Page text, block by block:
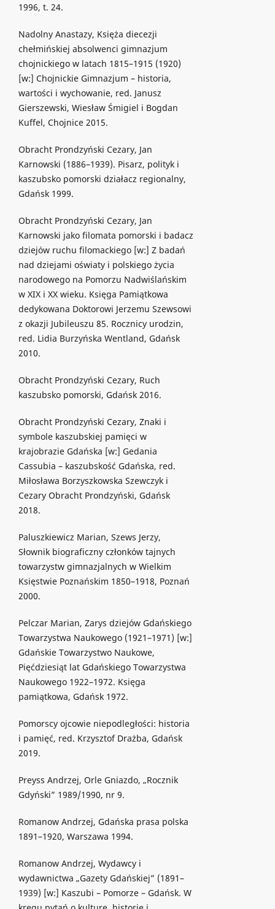
1996, t. 24.
Nadolny Anastazy, Księża diecezji
chełmińskiej absolwenci gimnazjum
chojnickiego w latach 1815–1915 (1920)
[w:] Chojnickie Gimnazjum – historia,
wartości i wychowanie, red. Janusz
Gierszewski, Wiesław Śmigiel i Bogdan
Kuffel, Chojnice 2015.
Obracht Prondzyński Cezary, Jan
Karnowski (1886–1939). Pisarz, polityk i
kaszubsko pomorski działacz regionalny,
Gdańsk 1999.
Obracht Prondzyński Cezary, Jan
Karnowski jako filomata pomorski i badacz
dziejów ruchu filomackiego [w:] Z badań
nad dziejami oświaty i polskiego życia
narodowego na Pomorzu Nadwiślańskim
w XIX i XX wieku. Księga Pamiątkowa
dedykowana Doktorowi Jerzemu Szewsowi
z okazji Jubileuszu 85. Rocznicy urodzin,
red. Lidia Burzyńska Wentland, Gdańsk
2010.
Obracht Prondzyński Cezary, Ruch
kaszubsko pomorski, Gdańsk 2016.
Obracht Prondzyński Cezary, Znaki i
symbole kaszubskiej pamięci w
krajobrazie Gdańska [w:] Gedania
Cassubia – kaszubskość Gdańska, red.
Miłosława Borzyszkowska Szewczyk i
Cezary Obracht Prondzyński, Gdańsk
2018.
Paluszkiewicz Marian, Szews Jerzy,
Słownik biograficzny członków tajnych
towarzystw gimnazjalnych w Wielkim
Księstwie Poznańskim 1850–1918, Poznań
2000.
Pelczar Marian, Zarys dziejów Gdańskiego
Towarzystwa Naukowego (1921–1971) [w:]
Gdańskie Towarzystwo Naukowe,
Pięćdziesiąt lat Gdańskiego Towarzystwa
Naukowego 1922–1972. Księga
pamiątkowa, Gdańsk 1972.
Pomorscy ojcowie niepodległości: historia
i pamięć, red. Krzysztof Drażba, Gdańsk
2019.
Preyss Andrzej, Orle Gniazdo, „Rocznik
Gdyński” 1989/1990, nr 9.
Romanow Andrzej, Gdańska prasa polska
1891–1920, Warszawa 1994.
Romanow Andrzej, Wydawcy i
wydawnictwa „Gazety Gdańskiej” (1891–
1939) [w:] Kaszubi – Pomorze – Gdańsk. W